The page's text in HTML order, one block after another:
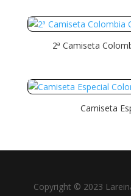
2ª Camiseta
Camiseta
Copyright © 2023